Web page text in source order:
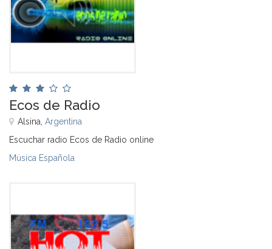
Ecos de Radio
Alsina, Argentina
Escuchar radio Ecos de Radio online
Música Española